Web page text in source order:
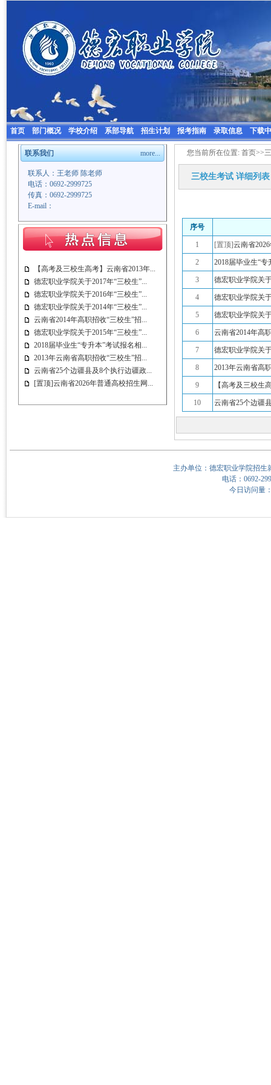
首页 部门概况 学校介绍 系部导航 招生计划 报考指南 录取信息 下载
联系我们 more...
联系人：王老师 陈老师
电话：0692-2999725
传真：0692-2999725
E-mail：
【高考及三校生高考】云南省2013年...
德宏职业学院关于2017年“三校生”...
德宏职业学院关于2016年“三校生”...
德宏职业学院关于2014年“三校生”...
云南省2014年高职招收“三校生”招...
德宏职业学院关于2015年“三校生”...
2018届毕业生“专升本”考试报名相...
2013年云南省高职招收“三校生”招...
云南省25个边疆县及8个执行边疆政...
[置顶]云南省2026年普通高校招生网...
您当前所在位置: 首页>>
三校生考试详细列表
序号
1 [置顶]云南省
2 2018届毕业生“
3 德宏职业学院关
4 德宏职业学院关
5 德宏职业学院关
6 云南省2014年高
7 德宏职业学院关
8 2013年云南省高
9 【高考及三校生
10 云南省25个边疆
主办单位：德宏职业学院招生
电话：0692-
今日访问量